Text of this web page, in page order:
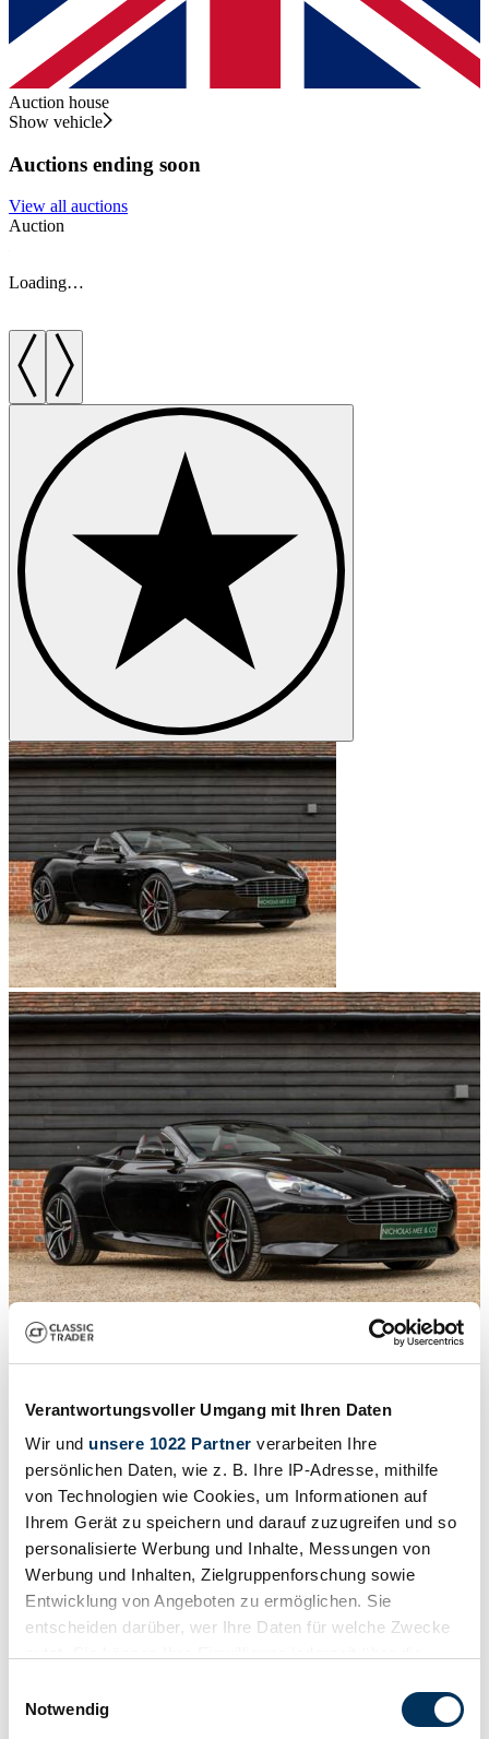
Verantwortungsvoller Umgang mit Ihren Daten
Wir und unsere 1022 Partner verarbeiten Ihre
persönlichen Daten, wie z. B. Ihre IP-Adresse, mithilfe
von Technologien wie Cookies, um Informationen auf
Ihrem Gerät zu speichern und darauf zuzugreifen und so
personalisierte Werbung und Inhalte, Messungen von
Werbung und Inhalten, Zielgruppenforschung sowie
Entwicklung von Angeboten zu ermöglichen. Sie
entscheiden darüber, wer Ihre Daten für welche Zwecke
Trigger Symbol ändern oder widerrufen
Notwendig
Auction house
Show vehicle
Auctions ending soon
View all auctions
Auction
Loading…
2016 | Aston Martin DB 9 GT Volante
£86,950